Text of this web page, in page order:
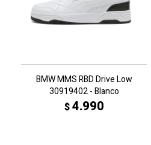
BMW MMS RBD Drive Low
30919402 - Blanco
$4.990